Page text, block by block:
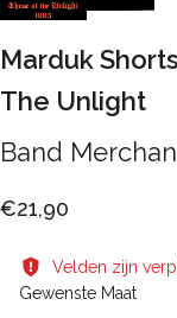
Marduk
The Unlight
Band
€21,90
Velden zijn
Gewenste Maat